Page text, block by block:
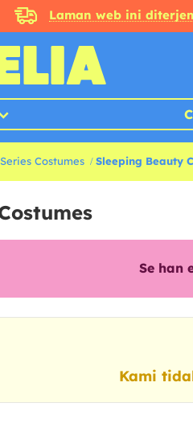
Laman web ini
Costumes Sleeping Beauty
Se han
Kami